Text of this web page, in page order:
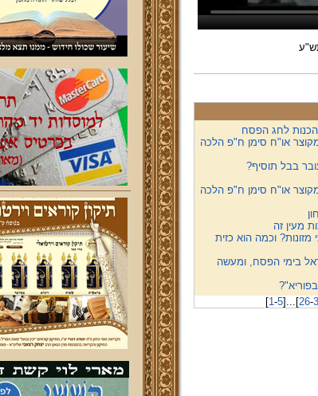
לחג הפסח
או"ח סימן ח"פ הלכה
בבל תוסיף?
או"ח סימן ח"פ הלכה
מעין זה
וכמה הוא כזית
בימי הפסח, ומעשה
[1-5] ... [26-